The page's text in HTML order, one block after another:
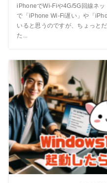
iPhoneでWi-Fiや4G/5G回線ネッ
で「iPhone Wi-Fi遅い」や「
いると思うのですが、ちょっと
た...